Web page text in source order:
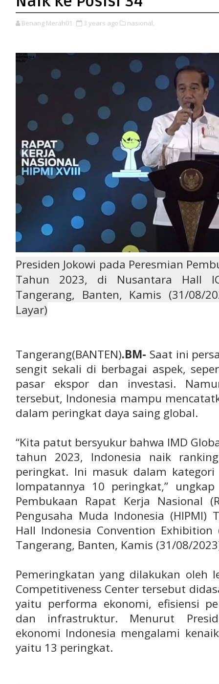
Benang Merah01 3 years ago nasional,
Presiden Jokowi pada Peresmian
Tahun 2023, di Nusantara Hall
Tangerang, Banten, Kamis (31/08/
Layar)
Tangerang(BANTEN).BM- Saat ini
sengit sekali di berbagai aspek,
pasar ekspor dan investasi.
tersebut, Indonesia mampu
dalam peringkat daya saing global.
“Kita patut bersyukur bahwa IMD
tahun 2023, Indonesia naik
peringkat. Ini masuk dalam
lompatannya 10 peringkat,”
Pembukaan Rapat Kerja Nasional
Pengusaha Muda Indonesia
Hall Indonesia Convention Exhibition
Tangerang, Banten, Kamis (31/08/
Pemeringkatan yang dilakukan oleh
Competitiveness Center tersebut
yaitu performa ekonomi, efisiensi
dan infrastruktur. Menurut
ekonomi Indonesia mengalami
yaitu 13 peringkat.